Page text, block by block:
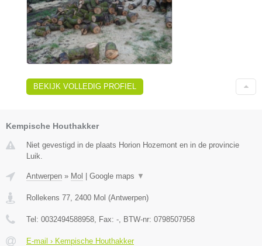
BEKIJK VOLLEDIG PROFIEL
Kempische Houthakker
Niet gevestigd in de plaats Horion Hozemont en in de provincie
Luik.
Antwerpen » Mol Google maps ▼
Rollekens 77, 2400 Mol (Antwerpen)
Tel: 0032494588958, Fax: -, BTW-nr: 0798507958
E-mail › Kempische Houthakker